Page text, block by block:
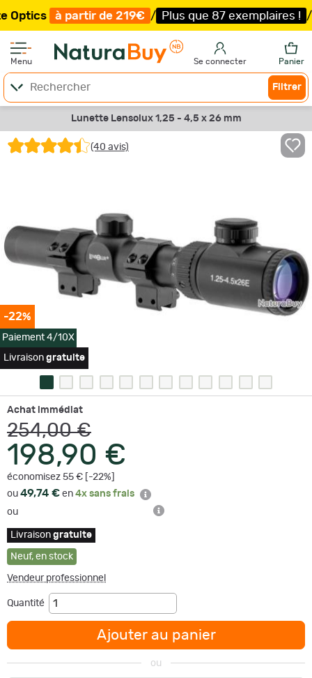
de 219€ / Plus que 87 exemplaires ! /Livraison
Menu Se connecter Panier
Filtrer
Lunette Lensolux 1,25 - 4,5 x 26 mm
(40 avis)
-22%
Paiement 4/10X
Livraison gratuite
Achat immédiat
254,00 €
198,90 €
économisez 55 € [-22%]
ou 49,74 € en 4x sans frais
ou
Livraison gratuite
Neuf, en stock
Vendeur professionnel
Quantité
Ajouter au panier
ou